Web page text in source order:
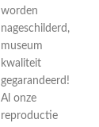
worden
nageschilderd,
museum
kwaliteit
gegarandeerd!
Al onze
reproductie